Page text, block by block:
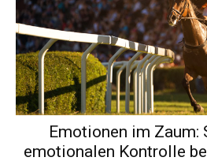
Emotionen im Zaum:
emotionalen Kontrolle